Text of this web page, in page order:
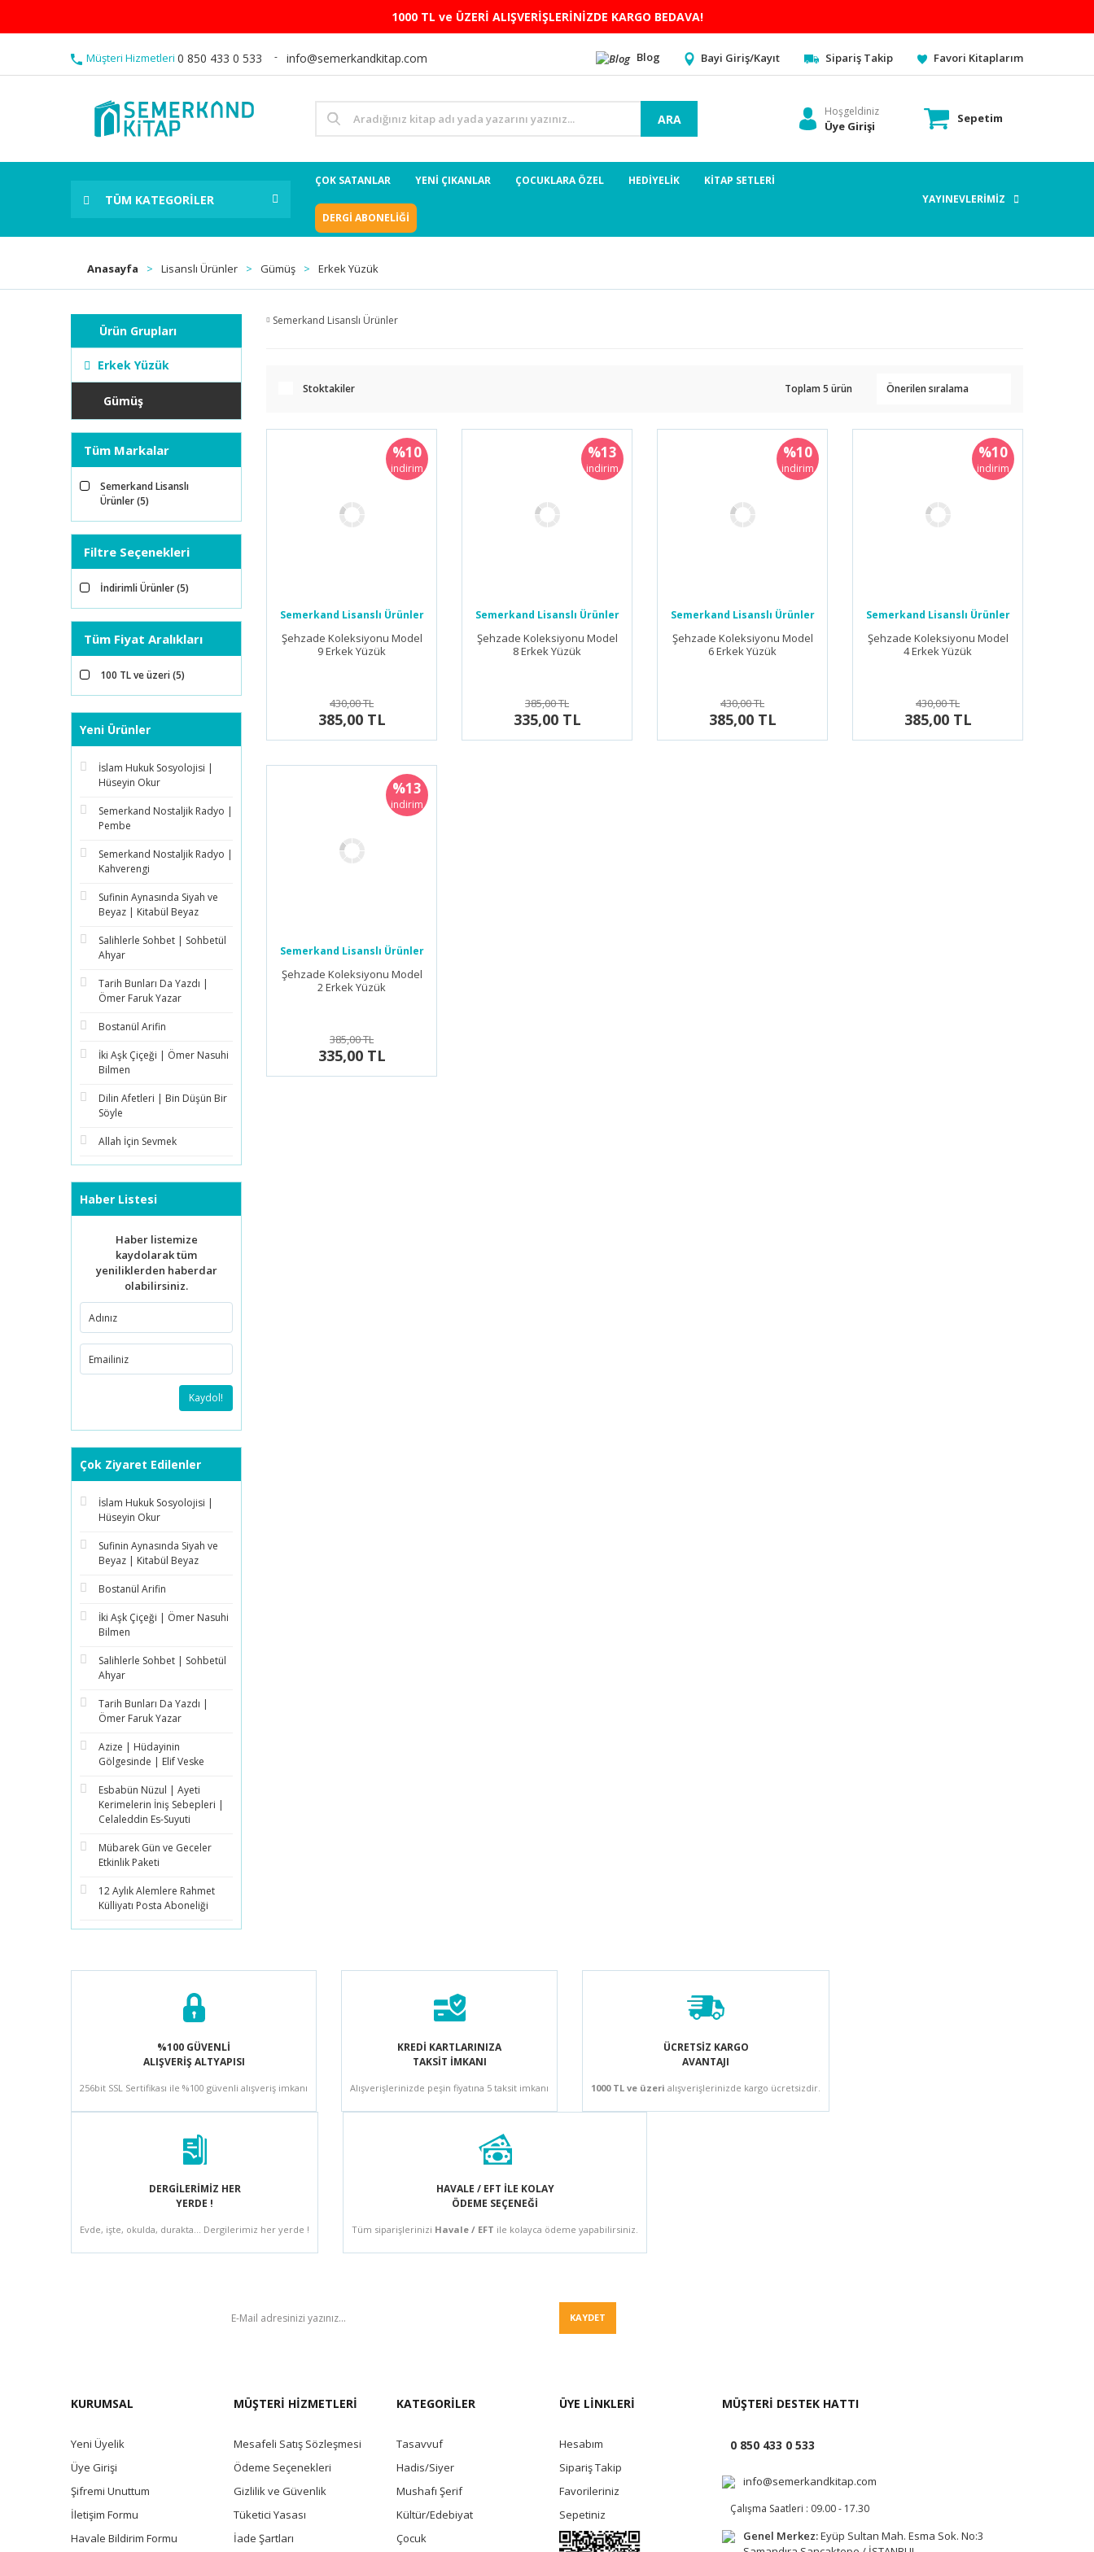
1000 TL ve ÜZERİ ALIŞVERİŞLERİNİZDE KARGO BEDAVA!
Müşteri Hizmetleri 0 850 433 0 533 info@semerkandkitap.com Blog Bayi Giriş/Kayıt Sipariş Takip Favori Kitaplarım
ARA
Hoşgeldiniz
Üye Girişi
Sepetim
TÜM KATEGORİLER
ÇOK SATANLAR YENİ ÇIKANLAR ÇOCUKLARA ÖZEL HEDİYELİK KİTAP SETLERİ
DERGİ ABONELİĞİ
YAYINEVLERİMİZ
Anasayfa Lisanslı Ürünler Gümüş Erkek Yüzük
Ürün Grupları
Erkek Yüzük
Gümüş
Tüm Markalar
Semerkand Lisanslı
Ürünler (5)
Filtre Seçenekleri
İndirimli Ürünler (5)
Tüm Fiyat Aralıkları
100 TL ve üzeri (5)
Yeni Ürünler
İslam Hukuk Sosyolojisi |
Hüseyin Okur
Semerkand Nostaljik Radyo |
Pembe
Semerkand Nostaljik Radyo |
Kahverengi
Sufinin Aynasında Siyah ve
Beyaz | Kitabül Beyaz
Salihlerle Sohbet | Sohbetül
Ahyar
Tarih Bunları Da Yazdı |
Ömer Faruk Yazar
Bostanül Arifin
İki Aşk Çiçeği | Ömer Nasuhi
Bilmen
Dilin Afetleri | Bin Düşün Bir
Söyle
Allah İçin Sevmek
Haber Listesi
Haber listemize
kaydolarak tüm
yeniliklerden haberdar
olabilirsiniz.
Kaydol!
Çok Ziyaret Edilenler
İslam Hukuk Sosyolojisi |
Hüseyin Okur
Sufinin Aynasında Siyah ve
Beyaz | Kitabül Beyaz
Bostanül Arifin
İki Aşk Çiçeği | Ömer Nasuhi
Bilmen
Salihlerle Sohbet | Sohbetül
Ahyar
Tarih Bunları Da Yazdı |
Ömer Faruk Yazar
Azize | Hüdayinin
Gölgesinde | Elif Veske
Esbabün Nüzul | Ayeti
Kerimelerin İniş Sebepleri |
Celaleddin Es-Suyuti
Mübarek Gün ve Geceler
Etkinlik Paketi
12 Aylık Alemlere Rahmet
Külliyatı Posta Aboneliği
Semerkand Lisanslı Ürünler
Stoktakiler Toplam 5 ürün
%10
indirim
Semerkand Lisanslı Ürünler
Şehzade Koleksiyonu Model
9 Erkek Yüzük
430,00 TL
385,00 TL
%13
indirim
Semerkand Lisanslı Ürünler
Şehzade Koleksiyonu Model
8 Erkek Yüzük
385,00 TL
335,00 TL
%10
indirim
Semerkand Lisanslı Ürünler
Şehzade Koleksiyonu Model
6 Erkek Yüzük
430,00 TL
385,00 TL
%10
indirim
Semerkand Lisanslı Ürünler
Şehzade Koleksiyonu Model
4 Erkek Yüzük
430,00 TL
385,00 TL
%13
indirim
Semerkand Lisanslı Ürünler
Şehzade Koleksiyonu Model
2 Erkek Yüzük
385,00 TL
335,00 TL
%100 GÜVENLİ
ALIŞVERİŞ ALTYAPISI
256bit SSL Sertifikası ile %100 güvenli alışveriş imkanı
KREDİ KARTLARINIZA
TAKSİT İMKANI
Alışverişlerinizde peşin fiyatına 5 taksit imkanı
ÜCRETSİZ KARGO
AVANTAJI
1000 TL ve üzeri alışverişlerinizde kargo ücretsizdir.
DERGİLERİMİZ HER
YERDE !
Evde, işte, okulda, durakta... Dergilerimiz her yerde !
HAVALE / EFT İLE KOLAY
ÖDEME SEÇENEĞİ
Tüm siparişlerinizi Havale / EFT ile kolayca ödeme yapabilirsiniz.
KAYDET
KURUMSAL
Yeni Üyelik
Üye Girişi
Şifremi Unuttum
İletişim Formu
Havale Bildirim Formu
MÜŞTERİ HİZMETLERİ
Mesafeli Satış Sözleşmesi
Ödeme Seçenekleri
Gizlilik ve Güvenlik
Tüketici Yasası
İade Şartları
KATEGORİLER
Tasavvuf
Hadis/Siyer
Mushafı Şerif
Kültür/Edebiyat
Çocuk
ÜYE LİNKLERİ
Hesabım
Sipariş Takip
Favorileriniz
Sepetiniz
MÜŞTERİ DESTEK HATTI
0 850 433 0 533
info@semerkandkitap.com
Çalışma Saatleri : 09.00 - 17.30
Genel Merkez:Eyüp Sultan Mah. Esma Sok. No:3